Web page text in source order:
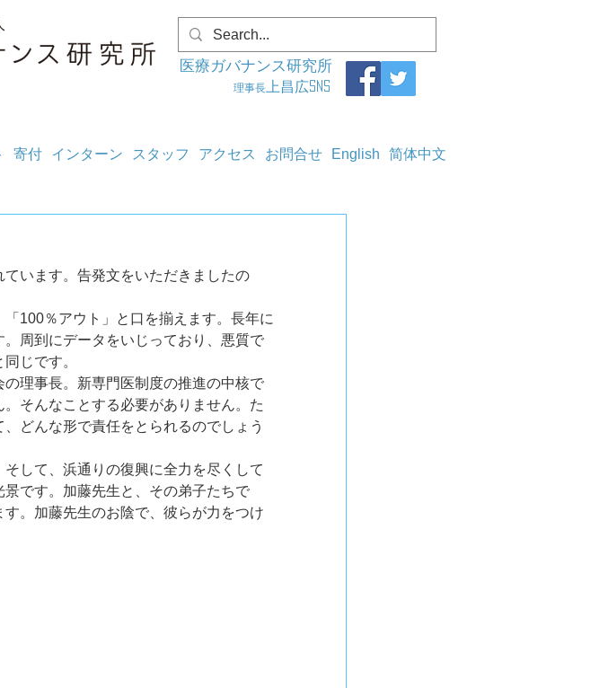
医療ガバナンス研究所
理事長 上昌広SNS
寄付 インターン スタッフ アクセス お問合せ English 简体中文
います。告発文をいただきましたの
100％アウト」と口を揃えます。長年に
周到にデータをいじっており、悪質で
じです。
理事長。新専門医制度の推進の中核で
そんなことする必要がありません。た
どんな形で責任をとられるのでしょう
して、浜通りの復興に全力を尽くして
です。加藤先生と、その弟子たちで
。加藤先生のお陰で、彼らが力をつけ